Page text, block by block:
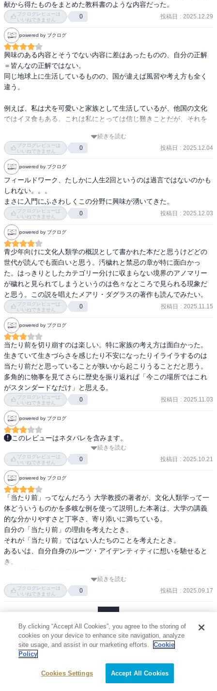
献から得たものをまとめた教科書のような内容だった。
ブクログレビューは
いいねできません
0 投稿日 : 2025.12.29
powered by ブクログ
興味のある内容とそうでない内容に差はあったものの、自分の正解
＝皆んなの正解ではない。
同じ地球上に生活しているものの、国が違えば風習や考え方も全く
違う。
例えば、私は犬を可愛いと家族として生活しているが、他国の文化
ではイヌ食もある。これは私にとっては信じ難きことだが、それを
国という大きな視点で文化の違う人類がいることは分かっていた。
だが、自分が関わる職場や地域のコミュニティなど対象を小さくし
たとき違和感やズレと感じていた。
育った環境や経験も違うから考えや意見も違ってくるよね、と。身
近になればなるほど同じ括りで決めつけてしまっていたので、根本
が違うんだよと頭に擦り込んでいきたいと思いました。
続きを読む
ブクログレビューは
いいねできません
0 投稿日 : 2025.12.04
powered by ブクログ
フィールドワーク、たしかに人生2回というのは過言ではないのかも
しれない。。。
まさに入門にふさわしくこの分野に興味が湧いてきた。
ブクログレビューは
いいねできません
0 投稿日 : 2025.12.03
powered by ブクログ
青少年向けに文化人類学の概説として書かれた本だと思うけどどの
世代が読んでも面白いと思う。汚穢れと禁忌の章が特に面白かっ
た。はっきりとしたカテゴリー分けに収まらない境界のアノマリー
が穢れと見られてしまうというのは色々なところで見られる現象だ
と思う。この説を唱えたメアリ・ダグラスの著作も読んでみたい。
ブクログレビューは
いいねできません
0 投稿日 : 2025.11.15
powered by ブクログ
当たり前を切り崩すのは楽しい。特に家族の考え方は面白かった。
生きていて生きづらさを感じたり不安になったりイライラするのは
当たり前だと思っていることが狭いから起こりうることだと思う。
多角的に物事を見てさらに歴史を振り返れば「今この場所ではこれ
がスタンダードなだけ」と思える。
ブクログレビューは
いいねできません
0 投稿日 : 2025.11.03
powered by ブクログ
このレビューはネタバレを含みます。
そこまで衝撃的な内容があった訳ではないが、改めて私の生きてい
る環境や時代の当たり前が、実はそんなに確固たるものではないの
だと考えさせられた。
特に印象的だったのは、第7章と第8章だ。
国内で外国人排斥的な動きが高まっているが、果たして「日本人」
とは何なのだろうか。
何か失敗した時、運が悪かったと考える人たちは、果たして信仰宗
教を信じる人たちと何が違うのか。
色々考えるきっかけになった。
続きを読む
ブクログレビューは
いいねできません
0 投稿日 : 2025.10.21
powered by ブクログ
「当たり前」ってなんだろう 大学教授の著者が、文化人類学って一
体どういうものかを多岐な例を使って説明した本著は、大学の講義
的な分かりやすさと丁寧さ、寄り添いに満ちている。
自分の「当たり前」の理由を考えたとき。
それが「当たり前」ではない人たちのことを考えたとき。
あるいは、自分自身のルーツ・アイデンティティに想いを馳せると
き。
続きを読む
ブクログレビューは
いいねできません
0 投稿日 : 2025.09.17
コミック
By clicking “Accept All Cookies”, you agree to the storing of
cookies on your device to enhance site navigation, analyze
site usage, and assist in our marketing efforts.
Cookie
Policy
Cookies Settings Accept All Cookies